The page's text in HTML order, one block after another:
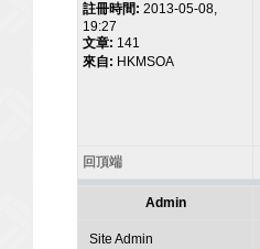
註冊時間: 2013-05-08,
19:27
文章: 141
來自: HKMSOA
回頂端
Admin
Site Admin